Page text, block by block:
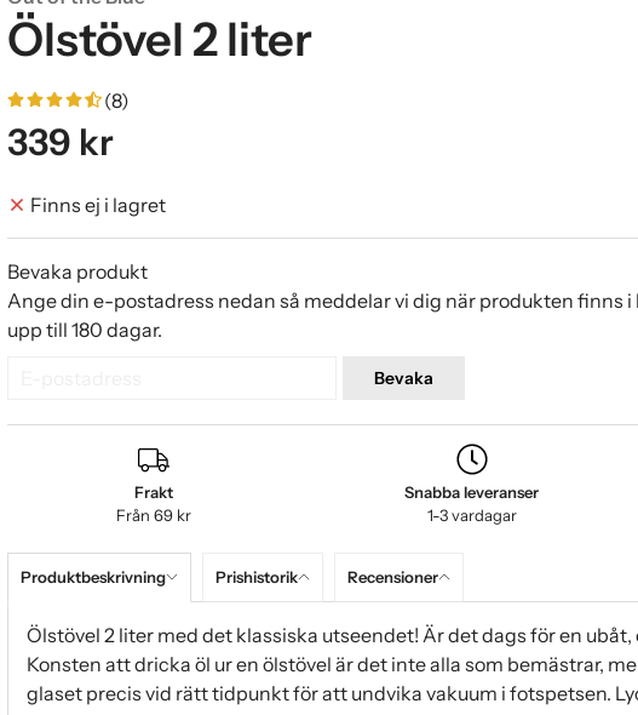
Ölstövel 2 liter
(8)
339 kr
Finns ej i lagret
Bevaka produkt
Ange din e-postadress nedan så meddelar vi dig när produkten finns
upp till 180 dagar.
Bevaka
Frakt
Från 69 kr
Snabba leveranser
1-3 vardagar
Produktbeskrivning Prishistorik Recensioner
Ölstövel 2 liter med det klassiska utseendet! Är det dags för en ubåt,
Konsten att dricka öl ur en ölstövel är det inte alla som bemästrar,
glaset precis vid rätt tidpunkt för att undvika vakuum i fotspetsen.